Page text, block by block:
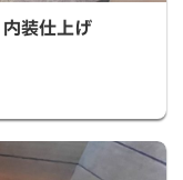
仕上げ
装仕上げ